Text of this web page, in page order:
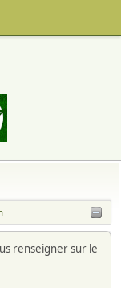
renseigner sur le